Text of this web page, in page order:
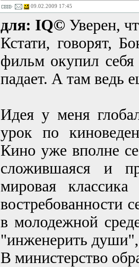
09.02.2009 17:45
для: IQ© Уверен,
Кстати, говорят,
фильм окупил себя
падает. А там ведь
Идея у меня
урок по
Кино уже вполне
сложившаяся и
мировая
востребованности
в молодежной
"инженерить души",
В министерство